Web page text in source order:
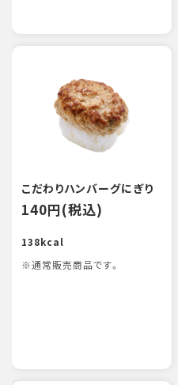
こだわりハンバーグにぎり
140円(税込)
138kcal
※通常販売商品です。